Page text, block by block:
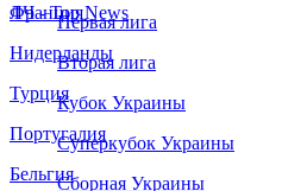
Франция
Нидерланды
Турция
Португалия
Бельгия
ЛЧ - Top News
Первая лига
Вторая лига
Кубок Украины
Суперкубок Украины
Сборная Украины